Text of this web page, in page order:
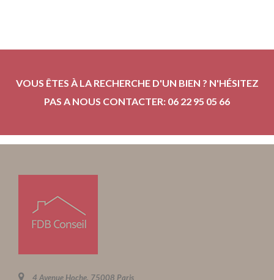
VOUS ÊTES À LA RECHERCHE D'UN BIEN ? N'HÉSITEZ
PAS A NOUS CONTACTER: 06 22 95 05 66
4 Avenue Hoche, 75008 Paris